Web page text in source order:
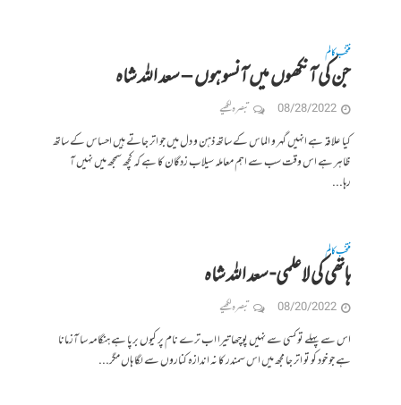
منتخب کالم
جن کی آنکھوں میں آنسو ہوں – سعد الله شاہ
08/28/2022 تبصرہ لکھیے
کیا علاقہ ہے انہیں گہر و الماس کے ساتھ ذہن و دل میں جو اتر جاتے ہیں احساس کے ساتھ
ظاہر ہے اس وقت سب سے اہم معاملہ سیلاب زدگان کا ہے کہ کچھ سمجھ میں نہیں آ
رہا...
منتخب کالم
ہاتھی کی لاعلمی- سعد الله شاہ
08/20/2022 تبصرہ لکھیے
اس سے پہلے تو کسی سے نہیں پوچھا تیرا اب ترے نام پر کیوں برپا ہے ہنگامہ سا آزمانا
ہے جو خود کو تو اتر جا مجھ میں اس سمندر کا نہ اندازہ کناروں سے لگا ہاں مگر...